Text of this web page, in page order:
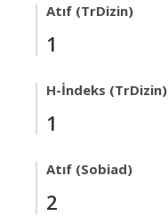
Atıf (TrDizin)
1
H-İndeks (TrDizin)
1
Atıf (Sobiad)
2